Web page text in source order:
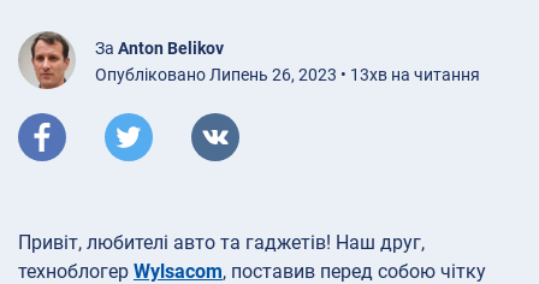
За Anton Belikov
Опубліковано Липень 26, 2023 • 13хв на читання
Привіт, любителі авто та гаджетів! Наш друг,
техноблогер Wylsacom, поставив перед собою чітку